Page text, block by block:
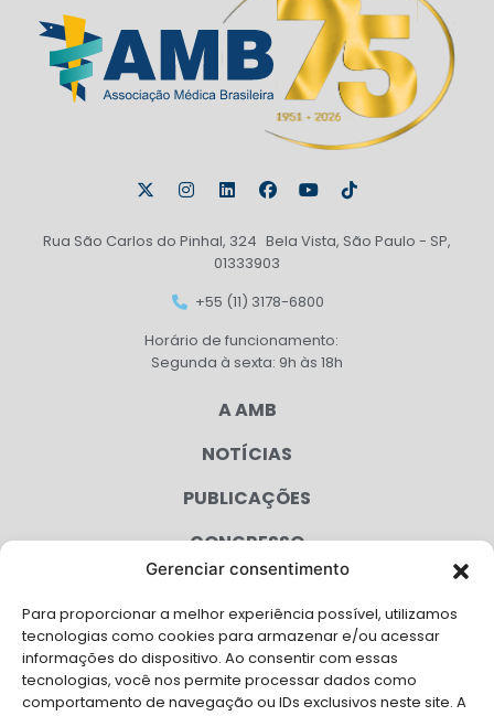
Gerenciar consentimento
Para proporcionar a melhor experiência possível, utilizamos
tecnologias como cookies para armazenar e/ou acessar
informações do dispositivo. Ao consentir com essas
tecnologias, você nos permite processar dados como
comportamento de navegação ou IDs exclusivos neste site. A
Rua São Carlos do Pinhal, 324 Bela Vista, São Paulo - SP,
01333903
+55 (11) 3178-6800
Horário de funcionamento:
Segunda à sexta: 9h às 18h
A AMB
NOTÍCIAS
PUBLICAÇÕES
CONGRESSO
CAMPANHAS
SERVIÇOS